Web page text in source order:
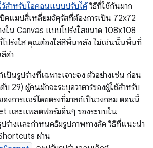
สำหรับไอคอนแบบปรับได้วิธีที่ใช้กันมาก
ตแมปสี่เหลี่ยมจัตุรัสที่ต้องการเป็น 72x72
งใน Canvas แบบโปร่งใสขนาด 108x108
ปร่งใส คุณต้องใส่สีพื้นหลัง ไม่เช่นนั้นพื้นที่
ดำ
ป็นรูปร่างที่เฉพาะเจาะจง ตัวอย่างเช่น ก่อน
บ 29) ผู้คนมักจะระบุอวาตาร์ของผู้ใช้สำหรับ
องการแชร์โดยตรงที่มาสก์เป็นวงกลม ตอนนี้
และแพลตฟอร์มอื่นๆ ของระบบใน
ร่างและกำหนดธีมรูปภาพทางลัด วิธีที่แนะนำ
ผ่าน